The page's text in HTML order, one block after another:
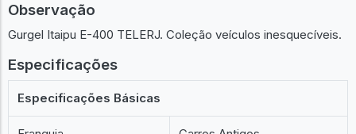
Observação
Gurgel Itaipu E-400 TELERJ. Coleção veículos inesquecíveis.
Especificações
Especificações Básicas